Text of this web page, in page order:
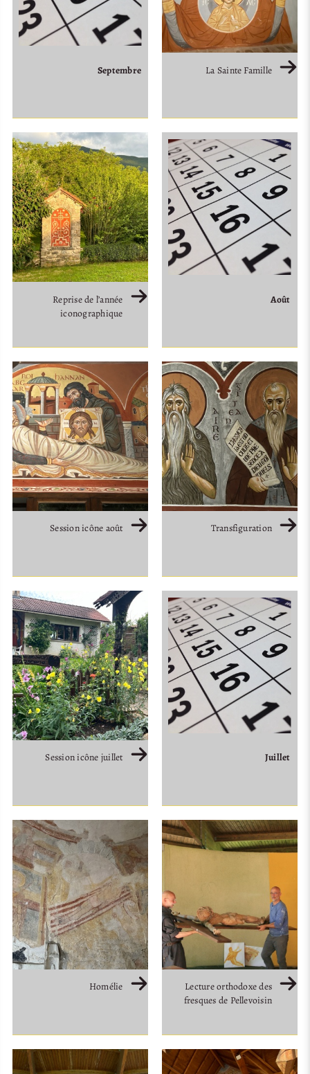
Septembre La Sainte Famille
Reprise de l’année
iconographique
Août
Session icône août Transfiguration
Session icône juillet Juillet
Homélie
Lecture orthodoxe des
fresques de Pellevoisin